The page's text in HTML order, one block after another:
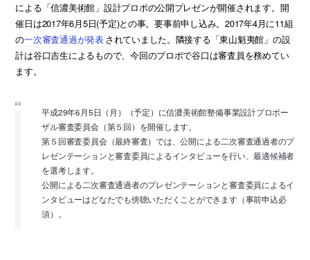
による「信濃美術館」設計プロポの公開プレゼンが開催されます。開
催日は2017年6月5日(予定)との事。要事前申し込み。2017年4月に11組
の一次審査通過が発表されていました。隣接する「東山魁夷館」の設
計は谷口吉生によるもので、今回のプロポで谷口は審査員を務めてい
ます。
平成29年6月5日（月）（予定）に信濃美術館整備事業設計プロポー
ザル審査委員会（第５回）を開催します。
第５回審査委員会（最終審査）では、公開による二次審査通過者のプ
レゼンテーションと審査委員によるインタビューを行い、最適候補者
を選考します。
公開による二次審査通過者のプレゼンテーションと審査委員によるイ
ンタビューはどなたでも傍聴いただくことができます（事前申込必
須）。